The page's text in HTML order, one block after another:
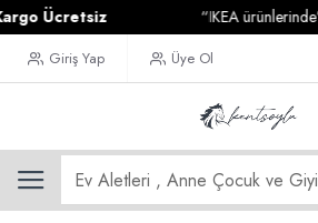
Ücretsiz “IKEA ürünlerinde”
Giriş Yap Üye Ol